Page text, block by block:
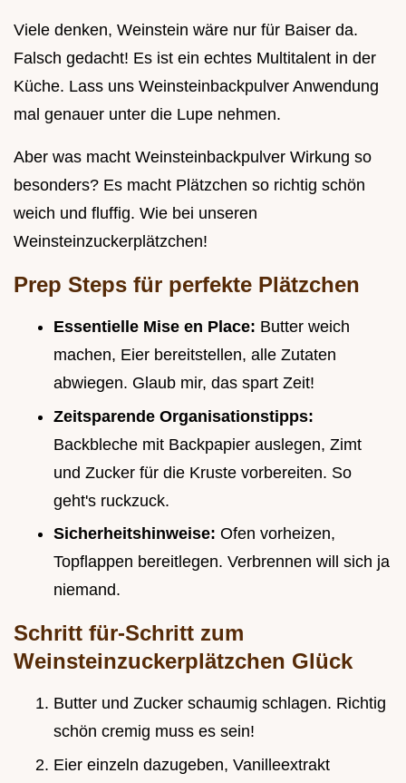
Viele denken, Weinstein wäre nur für Baiser da.
Falsch gedacht! Es ist ein echtes Multitalent in der
Küche. Lass uns Weinsteinbackpulver Anwendung
mal genauer unter die Lupe nehmen.
Aber was macht Weinsteinbackpulver Wirkung so
besonders? Es macht Plätzchen so richtig schön
weich und fluffig. Wie bei unseren
Weinsteinzuckerplätzchen!
Prep Steps für perfekte Plätzchen
Essentielle Mise en Place: Butter weich
machen, Eier bereitstellen, alle Zutaten
abwiegen. Glaub mir, das spart Zeit!
Zeitsparende Organisationstipps:
Backbleche mit Backpapier auslegen, Zimt
und Zucker für die Kruste vorbereiten. So
geht's ruckzuck.
Sicherheitshinweise: Ofen vorheizen,
Topflappen bereitlegen. Verbrennen will sich ja
niemand.
Schritt für-Schritt zum
Weinsteinzuckerplätzchen Glück
Butter und Zucker schaumig schlagen. Richtig
schön cremig muss es sein!
Eier einzeln dazugeben, Vanilleextrakt